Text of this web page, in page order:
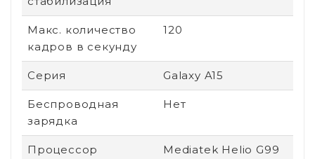
Макс. количество
кадров в секунду
120
Серия Galaxy A15
Беспроводная
зарядка
Нет
Процессор Mediatek Helio G99